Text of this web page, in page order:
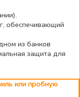
обеспечивающий
из банков
защита для
или пробную